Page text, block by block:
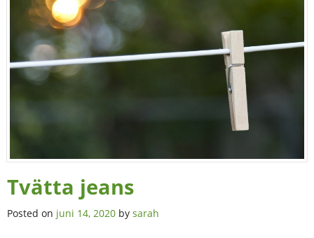
Tvätta jeans
Posted on juni 14, 2020 by sarah